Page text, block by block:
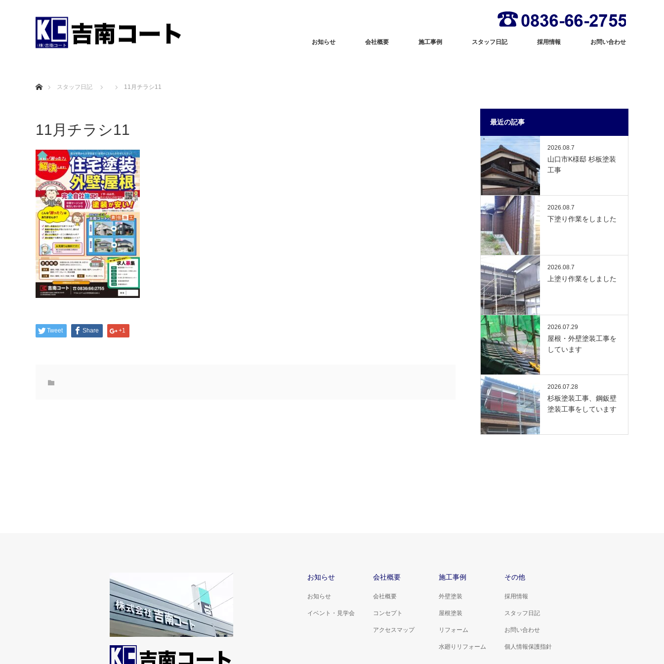
お知らせ 会社概要 施工事例 スタッフ日記 採用情報 お問い合わせ
スタッフ日記
11月チラシ11
11月チラシ11
Tweet Share +1
最近の記事
2026.08.7
山口市K様邸 杉板塗装
工事
2026.08.7
下塗り作業をしました
2026.08.7
上塗り作業をしました
2026.07.29
屋根・外壁塗装工事を
しています
2026.07.28
杉板塗装工事、鋼鈑壁
塗装工事をしています
お知らせ
お知らせ
イベント・見学会
会社概要
会社概要
コンセプト
アクセスマップ
施工事例
外壁塗装
屋根塗装
リフォーム
水廻りリフォーム
その他
採用情報
スタッフ日記
お問い合わせ
個人情報保護指針